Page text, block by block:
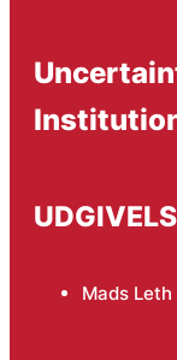
Mads